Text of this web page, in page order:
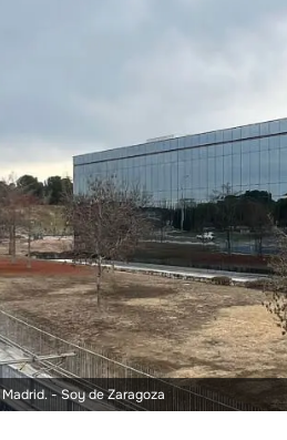
Madrid.- Soy de Zaragoza